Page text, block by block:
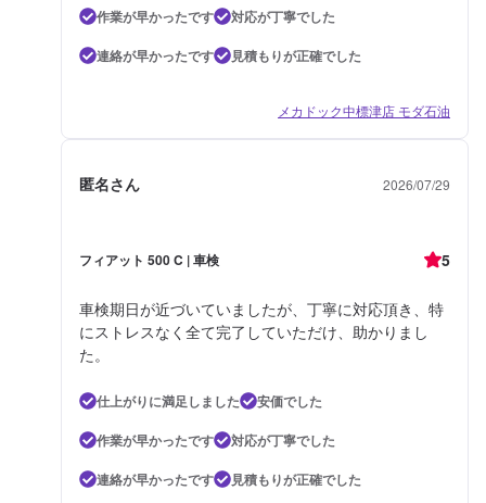
作業が早かったです
対応が丁寧でした
連絡が早かったです
見積もりが正確でした
メカドック中標津店 モダ石油
匿名さん 2026/07/29
フィアット 500 C | 車検 5
車検期日が近づいていましたが、丁寧に対応頂き、特
にストレスなく全て完了していただけ、助かりまし
た。
仕上がりに満足しました
安価でした
作業が早かったです
対応が丁寧でした
連絡が早かったです
見積もりが正確でした